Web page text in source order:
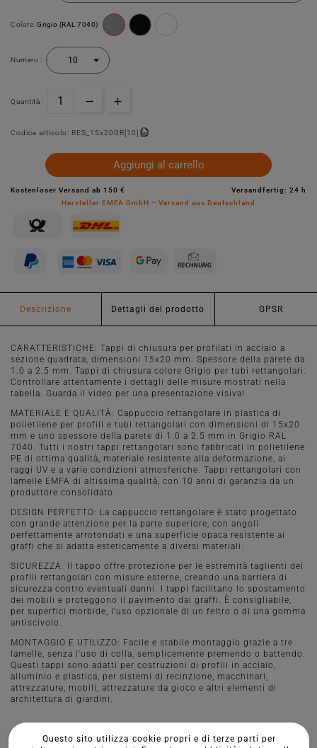
Colore: Grigio (RAL 7040)
Numero :
Quantità :
Codice articolo: RES_15x20GR[10]
Aggiungi al carrello
Kostenloser Versand ab 150 €
Versandfertig: 24 h
Hersteller EMFA GmbH – Versand aus Deutschland
Descrizione Dettagli del prodotto GPSR
CARATTERISTICHE: Tappi di chiusura per profilati in acciaio a
sezione quadrata, dimensioni 15x20 mm. Spessore della parete da
1.0 a 2.5 mm. Tappi di chiusura colore Grigio per tubi rettangolari.
Controllare attentamente i dettagli delle misure mostrati nella
tabella. Guarda il video per una presentazione visiva!
MATERIALE E QUALITÀ: Cappuccio rettangolare in plastica di
polietilene per profili e tubi rettangolari con dimensioni di 15x20
mm e uno spessore della parete di 1.0 a 2.5 mm in Grigio RAL
7040. Tutti i nostri tappi rettangolari sono fabbricati in polietilene
PE di ottima qualità, materiale resistente alla deformazione, ai
raggi UV e a varie condizioni atmosferiche. Tappi rettangolari con
lamelle EMFA di altissima qualità, con 10 anni di garanzia da un
produttore consolidato.
DESIGN PERFETTO: La cappuccio rettangolare è stato progettato
con grande attenzione per la parte superiore, con angoli
perfettamente arrotondati e una superficie opaca resistente ai
graffi che si adatta esteticamente a diversi materiali.
SICUREZZA: Il tappo offre protezione per le estremità taglienti dei
profili rettangolari con misure esterne, creando una barriera di
sicurezza contro eventuali danni. I tappi facilitano lo spostamento
dei mobili e proteggono il pavimento dai graffi. È consigliabile,
per superfici morbide, l'uso opzionale di un feltro o di una gomma
antiscivolo.
MONTAGGIO E UTILIZZO: Facile e stabile montaggio grazie a tre
lamelle, senza l'uso di colla, semplicemente premendo o battendo.
Questi tappi sono adatti per costruzioni di profili in acciaio,
alluminio e plastica, per sistemi di recinzione, macchinari,
attrezzature, mobili, attrezzature da gioco e altri elementi di
architettura di giardini.
Questo sito utilizza cookie propri e di terze parti per